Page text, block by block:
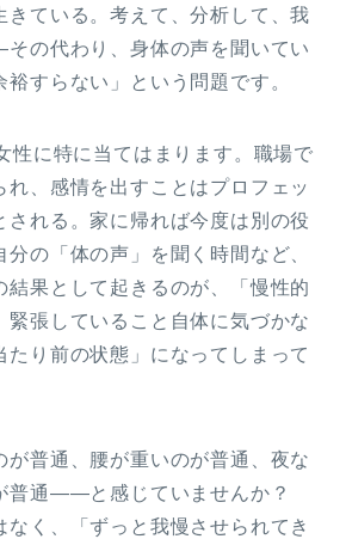
きている。考えて、分析して、我
の代わり、身体の声を聞いてい
すらない」という問題です。
性に特に当てはまります。職場で
れ、感情を出すことはプロフェッ
される。家に帰れば今度は別の役
の「体の声」を聞く時間など、
結果として起きるのが、「慢性的
緊張していること自体に気づかな
たり前の状態」になってしまって
が普通、腰が重いのが普通、夜な
普通——と感じていませんか？
なく、「ずっと我慢させられてき